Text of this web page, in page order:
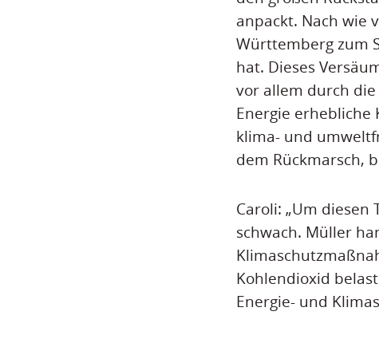
anpackt. Nach wie
Württemberg zum
hat. Dieses
vor allem durch
Energie erhebliche
klima- und
dem Rückmarsch,
Caroli: „Um
schwach. Müller
Kohlendioxid
Energie- und